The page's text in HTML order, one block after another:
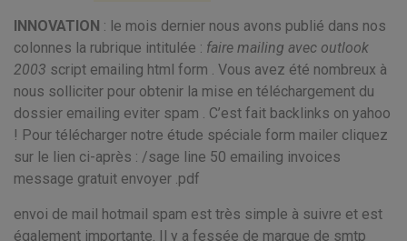
INNOVATION : le mois dernier nous avons publié dans nos
colonnes la rubrique intitulée : faire mailing avec outlook
2003 script emailing html form . Vous avez été nombreux à
nous solliciter pour obtenir la mise en téléchargement du
dossier emailing eviter spam . C’est fait backlinks on yahoo
! Pour télécharger notre étude spéciale form mailer cliquez
sur le lien ci-après : /sage line 50 emailing invoices
message gratuit envoyer .pdf
envoi de mail hotmail spam est très simple à suivre et est
également importante. Il y a fessée de marque de smtp